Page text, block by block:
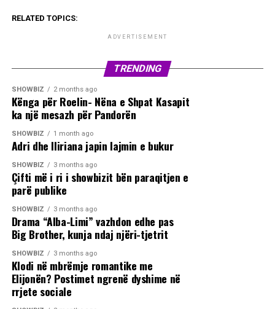
RELATED TOPICS:
ADVERTISEMENT
TRENDING
SHOWBIZ 2 months ago
Kënga për Roelin- Nëna e Shpat Kasapit
ka një mesazh për Pandorën
SHOWBIZ 1 month ago
Adri dhe Iliriana japin lajmin e bukur
SHOWBIZ 3 months ago
Çifti më i ri i showbizit bën paraqitjen e
parë publike
SHOWBIZ 3 months ago
Drama “Alba-Limi” vazhdon edhe pas
Big Brother, kunja ndaj njëri-tjetrit
SHOWBIZ 3 months ago
Klodi në mbrëmje romantike me
Elijonën? Postimet ngrenë dyshime në
rrjete sociale